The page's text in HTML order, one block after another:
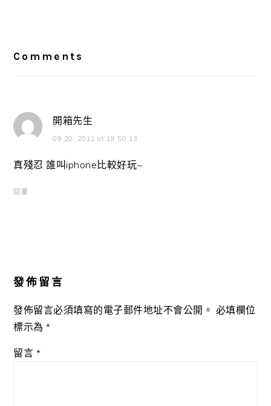
Comments
開箱先生
09 20, 2012 at 19:50:13
真殘忍 誰叫iphone比較好玩~
回覆
發佈留言
發佈留言必須填寫的電子郵件地址不會公開。 必填欄位
標示為*
留言 *